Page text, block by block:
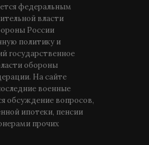
федеральным
власти
России
политику и
государственное
обороны
На сайте
военные
обсуждение вопросов,
ипотеки, пенсии
прочих